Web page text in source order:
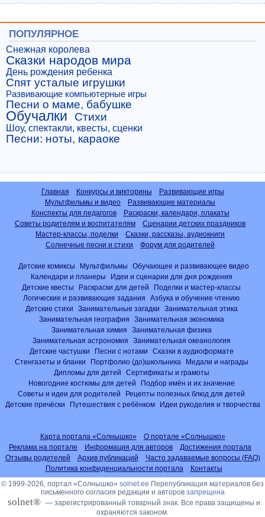
ПОПУЛЯРНОЕ
Снежная королева
Сказки народов мира
День рождения ребенка
Спят усталые игрушки
Развивающие компьютерные игры
Песни о маме, бабушке
Обучалки Стихи
Шоу, спектакли, квесты, сценки
Песни: ноты, караоке
Главная Конкурсы и викторины
Развивающие игры
Мультфильмы и видео
Развивающие материалы
Конспекты для педагогов
Раскраски, календари, плакаты
Советы родителям и воспитателям
Сценарии детских праздников
Мастер-классы, поделки
Сказки, рассказы, аудиокниги
Солнечные песни и стихи
Форум для родителей
Детские комиксы Мультфильмы
Обучающее и развивающее видео
Календари и планеры
Идеи и сценарии для дня рождения
Детские квесты
Раскраски для детей
Поделки и мастер-классы
Логические и развивающие задания
Азбука и обучение чтению
Детские стихи
Занимательные загадки
Занимательная этика
Занимательная география
Занимательная экономика
Занимательная химия
Занимательная физика
Занимательная астрономия
Занимательная океанология
Детские частушки
Песни с нотами
Сказки в аудиоформате
Стенгазеты и бланки
Портфолио (до)школьника
Медали и награды
Дипломы для детей
Сертификаты и грамоты
Новогодние костюмы для детей
Подбор имён и их значение
Советы и идеи для родителей
Рецепты полезных блюд для детей
Детские причёски
Путешествия с ребёнком Идеи рукоделия и творчества
Карта портала «Солнышко»
О портале «Солнышко»
Реклама на портале
Информация для авторов
Достижения портала
Отзывы родителей
Архив публикаций
Часто задаваемые вопросы (FAQ)
Политика конфиденциальности портала
Контакты
© 1999-2026, портал «Солнышко» solnet.ee Перепубликация материалов без
письменного согласия редакции и авторов запрещена
solnet® — зарегистрированный товарный знак. Все права защищены и
охраняются законом.